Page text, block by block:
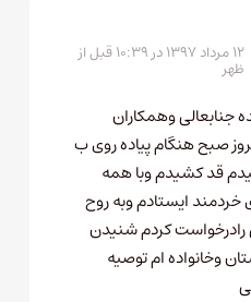
۱۲ مرداد ۱۳۹۷ در ۱۰:۳۹ قبل از
ظهر
جنابعالی وهمکاران
صبح هنگام پیاده روی ‌‌‌ب
قد کشیدم وبا همه
خردمند ایستادم وبه روح
رادرخواست کردم شنیدن
وخانواده ام توصیه